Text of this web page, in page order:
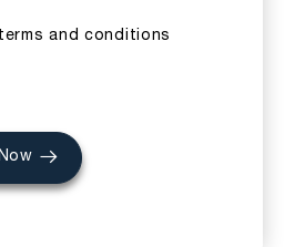
and conditions